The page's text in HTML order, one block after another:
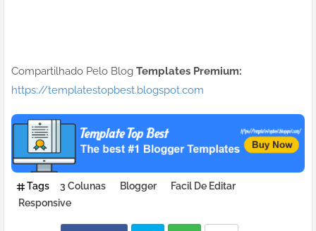
Compartilhado Pelo Blog Templates Premium:
https://templatestopbest.blogspot.com
Tags 3 Colunas Blogger
Facil De Editar
Responsive